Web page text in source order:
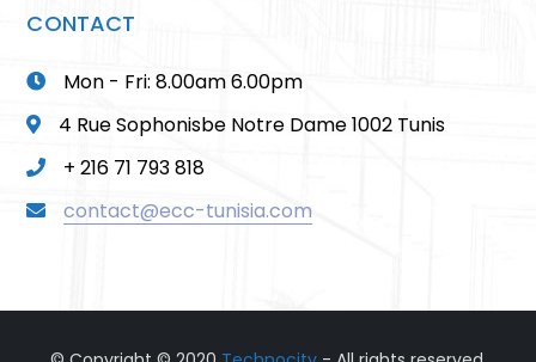
CONTACT
Mon - Fri: 8.00am 6.00pm
4 Rue Sophonisbe Notre Dame 1002 Tunis
+ 216 71 793 818
contact@ecc-tunisia.com